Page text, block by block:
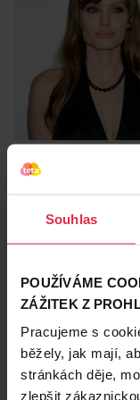
Souhlas
POUŽÍVÁME
ZÁŽITEK Z
Pracujeme s
běžely, jak mají,
stránkách děje,
zlepšit
Zjemněte
prodloužení a
Borovská, ale
najít. Kromě
prameny v
straně, ale i
která opět